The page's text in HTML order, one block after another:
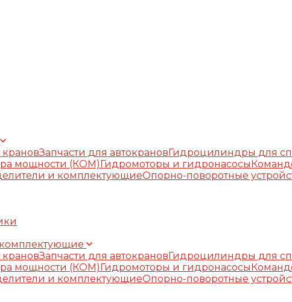
крановЗапчасти для автокрановГидроцилиндры для
мощности (КОМ)Гидромоторы и гидронасосы
и комплектующиеОпорно-поворотные
крановЗапчасти для автокрановГидроцилиндры для
мощности (КОМ)Гидромоторы и гидронасосы
и комплектующиеОпорно-поворотные